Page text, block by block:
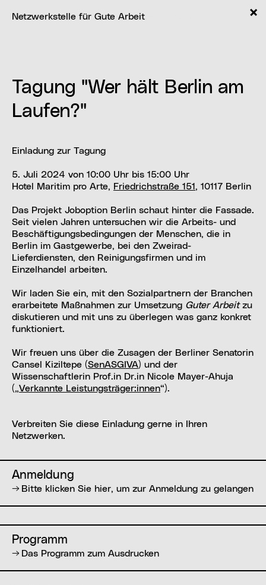
Netzwerkstelle für Gute Arbeit
Tagung "Wer hält Berlin am
Laufen?"
Einladung zur Tagung
5. Juli 2024 von 10:00 Uhr bis 15:00 Uhr
Hotel Maritim pro Arte, Friedrichstraße 151 , 10117 Berlin
Das Projekt Joboption Berlin schaut hinter die Fassade.
Seit vielen Jahren untersuchen wir die Arbeits- und
Beschäftigungsbedingungen der Menschen, die in
Berlin im Gastgewerbe, bei den Zweirad-
Lieferdiensten, den Reinigungsfirmen und im
Einzelhandel arbeiten.
Wir laden Sie ein, mit den Sozialpartnern der Branchen
erarbeitete Maßnahmen zur Umsetzung Guter Arbeitzu
diskutieren und mit uns zu überlegen was ganz konkret
funktioniert.
Wir freuen uns über die Zusagen der Berliner Senatorin
Cansel Kiziltepe (SenASGIVA) und der
Wissenschaftlerin Prof.in Dr.in Nicole Mayer-Ahuja
(„Verkannte Leistungsträger:innen“).
Verbreiten Sie diese Einladung gerne in Ihren
Netzwerken.
Anmeldung
Bitte klicken Sie hier, um zur Anmeldung zu gelangen
Programm
Das Programm zum Ausdrucken